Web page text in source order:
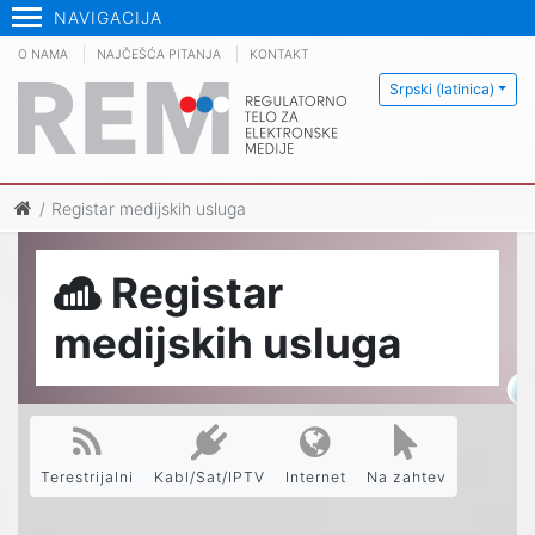
NAVIGACIJA
Srpski (latinica)
O NAMA NAJČEŠĆA PITANJA KONTAKT
Registar medijskih usluga
Registar
medijskih usluga
Terestrijalni Kabl/Sat/IPTV Internet Na zahtev